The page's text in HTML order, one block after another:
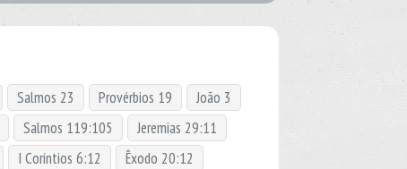
Salmos 23 Provérbios 19
João 3
Salmos 119:105
Jeremias 29:11
I Coríntios 6:12 Êxodo 20:12